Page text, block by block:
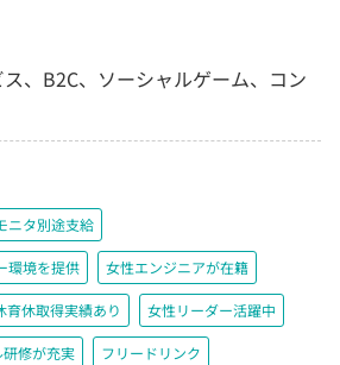
、B2C、ソーシャルゲーム、コン
ニタ別途支給
環境を提供 女性エンジニアが在籍
育休取得実績あり 女性リーダー活躍中
研修が充実 フリードリンク